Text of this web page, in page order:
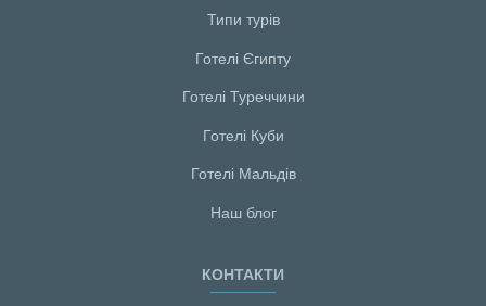
Типи турів
Готелі Єгипту
Готелі Туреччини
Готелі Куби
Готелі Мальдiв
Наш блог
КОНТАКТИ